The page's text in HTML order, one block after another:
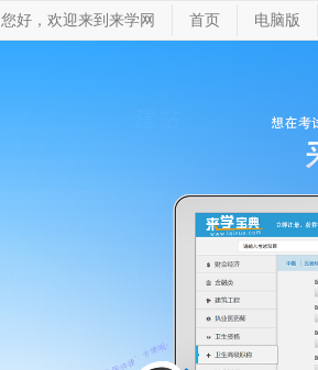
您好，欢迎来到来学网 首页 电脑版